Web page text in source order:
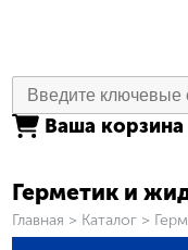
Ваша корзина
Герметик и
Вы здесь
Главная > Каталог >